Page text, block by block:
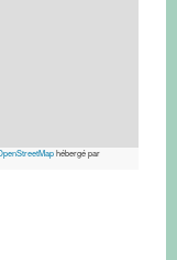
hébergé par